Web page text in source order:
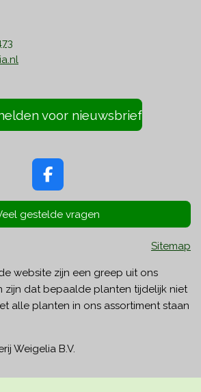
voor nieuwsbrief
F
c
e
o
k
gestelde vragen
Sitemap
website zijn een greep uit ons
zijn dat bepaalde planten tijdelijk niet
alle planten in ons assortiment staan
Weigelia B.V.